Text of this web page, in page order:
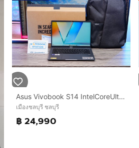
Asus Vivobook S14 IntelCoreUltra5-225H Ram16 SSD512GB จอ14 FHD+ สเปคสูงจอสวย ทำงานเก่ง มีAIBoost มีคีย์บอร์ดไฟ บางเบาเหมาะแก่การพกพา ขายเพีย
เมืองชลบุรี ชลบุรี
฿ 24,990